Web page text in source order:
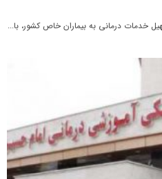
خدمات درمانی به بیماران خاص کشور، با...